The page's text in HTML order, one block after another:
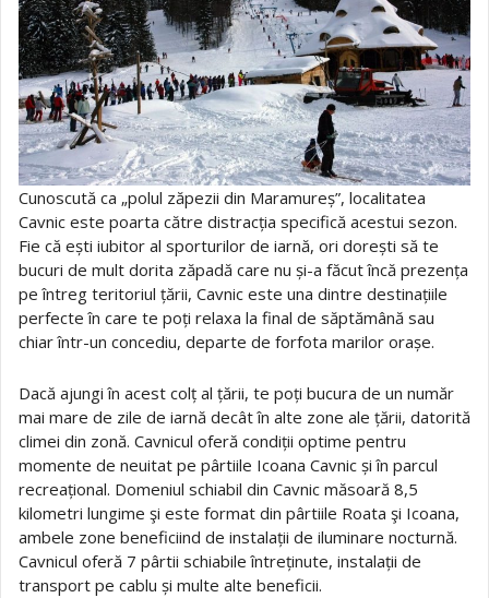
Cunoscută ca „polul zăpezii din Maramureș”, localitatea
Cavnic este poarta către distracția specifică acestui sezon.
Fie că ești iubitor al sporturilor de iarnă, ori dorești să te
bucuri de mult dorita zăpadă care nu și-a făcut încă prezența
pe întreg teritoriul țării, Cavnic este una dintre destinațiile
perfecte în care te poți relaxa la final de săptămână sau
chiar într-un concediu, departe de forfota marilor orașe.
Dacă ajungi în acest colț al țării, te poți bucura de un număr
mai mare de zile de iarnă decât în alte zone ale țării, datorită
climei din zonă. Cavnicul oferă condiții optime pentru
momente de neuitat pe pârtiile Icoana Cavnic și în parcul
recreațional. Domeniul schiabil din Cavnic măsoară 8,5
kilometri lungime şi este format din pârtiile Roata şi Icoana,
ambele zone beneficiind de instalații de iluminare nocturnă.
Cavnicul oferă 7 pârtii schiabile întreținute, instalații de
transport pe cablu și multe alte beneficii.